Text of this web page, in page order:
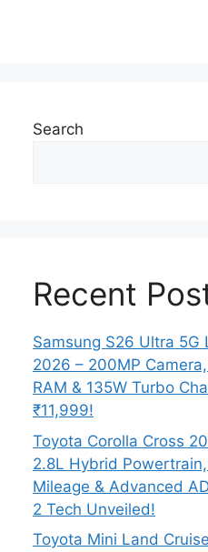
Search
Recent
Samsung S26 Ultra 5G
2026 – 200MP Camera,
RAM & 135W Turbo
₹11,999!
Toyota Corolla Cross
2.8L Hybrid
Mileage & Advanced
2 Tech Unveiled!
Toyota Mini Land